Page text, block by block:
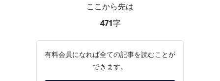
ここから先は
471字
有料会員になれば全ての記事を読むことが
できます。